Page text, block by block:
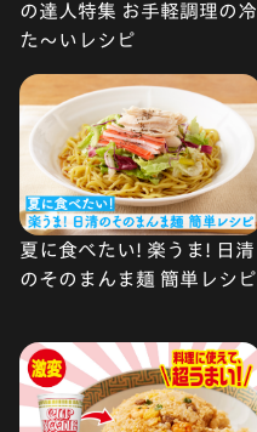
の達人特集 お手軽調理の冷
た〜いレシピ
夏に食べたい! 楽うま! 日清
のそのまんま麺 簡単レシピ